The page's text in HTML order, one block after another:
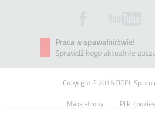
Praca w spawalnictwie!
Sprawdź kogo aktualnie
Copyright © 2016 FIGEL Sp. z
Mapa strony Pliki cookies